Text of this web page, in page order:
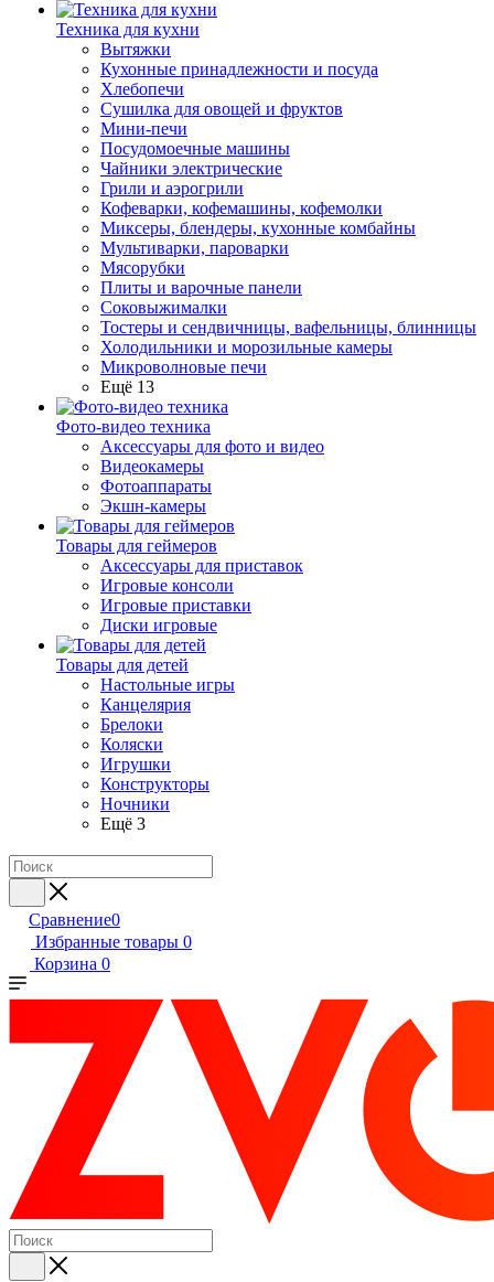
Техника для кухни
Вытяжки
Кухонные принадлежности и посуда
Хлебопечи
Сушилка для овощей и фруктов
Мини-печи
Посудомоечные машины
Чайники электрические
Грили и аэрогрили
Кофеварки, кофемашины, кофемолки
Миксеры, блендеры, кухонные комбайны
Мультиварки, пароварки
Мясорубки
Плиты и варочные панели
Соковыжималки
Тостеры и сендвичницы, вафельницы, блинницы
Холодильники и морозильные камеры
Микроволновые печи
Ещё 13
Фото-видео техника
Аксессуары для фото и видео
Видеокамеры
Фотоаппараты
Экшн-камеры
Товары для геймеров
Аксессуары для приставок
Игровые консоли
Игровые приставки
Диски игровые
Товары для детей
Настольные игры
Канцелярия
Брелоки
Коляски
Игрушки
Конструкторы
Ночники
Ещё 3
Сравнение0
Избранные товары 0
Корзина 0